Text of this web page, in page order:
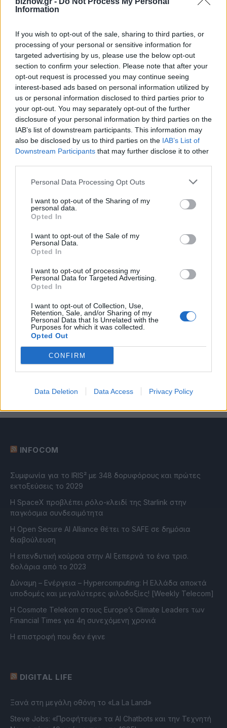
Information
If you wish to opt-out of the sale, sharing to third parties, or
processing of your personal or sensitive information for
targeted advertising by us, please use the below opt-out
section to confirm your selection. Please note that after your
opt-out request is processed you may continue seeing
interest-based ads based on personal information utilized by
us or personal information disclosed to third parties prior to
your opt-out. You may separately opt-out of the further
disclosure of your personal information by third parties on the
IAB’s list of downstream participants. This information may
also be disclosed by us to third parties on the IAB’s List of
Downstream Participants that may further disclose it to other
Personal Data Processing Opt Outs
I want to opt-out of the Sharing of my
personal data.
Opted In
I want to opt-out of the Sale of my
Personal Data.
Opted In
I want to opt-out of processing my
Personal Data for Targeted Advertising.
Opted In
I want to opt-out of Collection, Use,
Retention, Sale, and/or Sharing of my
Personal Data that Is Unrelated with the
Purposes for which it was collected.
Opted Out
CONFIRM
Data Deletion Data Access Privacy Policy
ΤΕΛΕΥΤΑΊΑ ΝΈΑ
Η νέα σειρά foldables της Samsung
διαθέσιμη στη Vodafone
7 Αυγούστου 2026
ΠΣΕ: Υψηλό τριετίας στα 27,6 δισ. €
για το Α΄ Εξάμηνο – Εκτίναξη +26,3%
τον Ιούνιο
7 Αυγούστου 2026
Όμιλος ΔΕΗ: Νέα συμφωνία για
χαρτοφυλάκιο έργων ΑΠΕ άνω των 2
GW
South Ring Mall
Η Deloitte Ελλάδος αποκλειστικός
Ομίλου ΔΕΗ
7 Αυγούστου 2026
EFA GROUP: Στρατηγική επένδυση στη
Fractal για την ανάπτυξη προηγμένων
αμυντικών τεχνολογιών
INFOCOM
Συμφωνία για το IRIS² με 348 δορυφόρους και πρώτες
εκτοξεύσεις το 2029
Η SpaceX προβλέπει ρόλο-κλειδί της Starlink στην
παγκόσμια συνδεσιμότητα
Η Open Secure AI Alliance θέτει το SAFE σε δημόσια
διαβούλευση
Η επενδυτική κούρσα στην AI ξεπερνά το ένα τρισ.
δολάρια από το 2023
Δύναμη – Ενέργεια – Ηypercomputing: Η Ελλάδα αποκτά
υποδομές και μεγαλύτερες φιλοδοξίες! [Weekly Telecom]
Η Cosmote Telekom στους Europe’s Climate Leaders των
Financial Times για 4η συνεχόμενη χρονιά
Η επιστροφή που δεν έγινε
DIGITAL LIFE
Ξανά στη μεγάλη οθόνη το «La La Land»
Steve Jobs: «Προφήτεψε» τα AI Chatbots και την Τεχνητή